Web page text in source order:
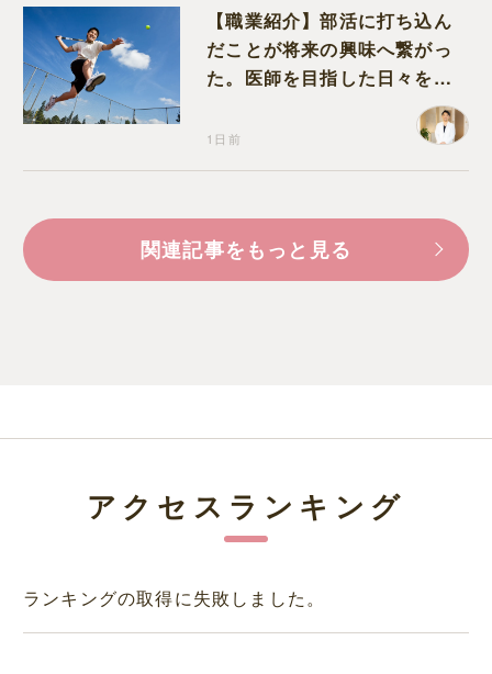
【職業紹介】部活に打ち込ん
だことが将来の興味へ繋がっ
た。医師を目指した日々を振
1日前
関連記事をもっと見る
アクセスランキング
ランキングの取得に失敗しました。